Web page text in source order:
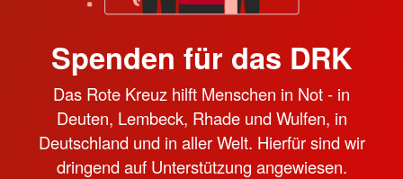
Spenden für das DRK
Das Rote Kreuz hilft Menschen in Not - in
Deuten, Lembeck, Rhade und Wulfen, in
Deutschland und in aller Welt. Hierfür sind wir
dringend auf Unterstützung angewiesen.